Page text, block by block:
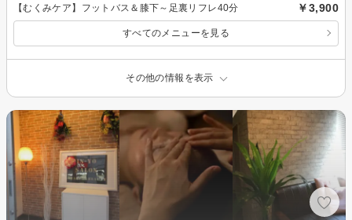
【むくみケア】フットバス＆膝下～足裏リフレ40分 ￥3,900
すべてのメニューを見る
その他の情報を表示